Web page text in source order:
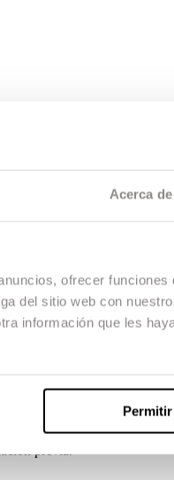
Acerca
ofrecer funciones
del sitio web con
información que les
previa.